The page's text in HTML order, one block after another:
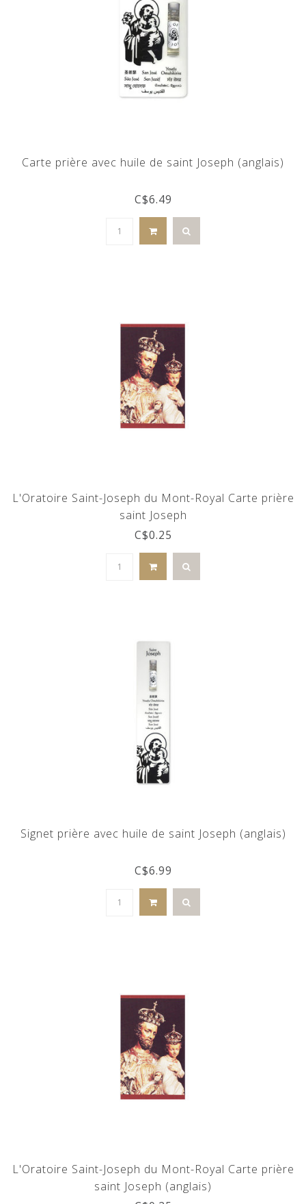
Carte prière avec huile de saint Joseph (anglais)
C$6.49
L'Oratoire Saint-Joseph du Mont-Royal Carte prière
saint Joseph
C$0.25
Signet prière avec huile de saint Joseph (anglais)
C$6.99
L'Oratoire Saint-Joseph du Mont-Royal Carte prière
saint Joseph (anglais)